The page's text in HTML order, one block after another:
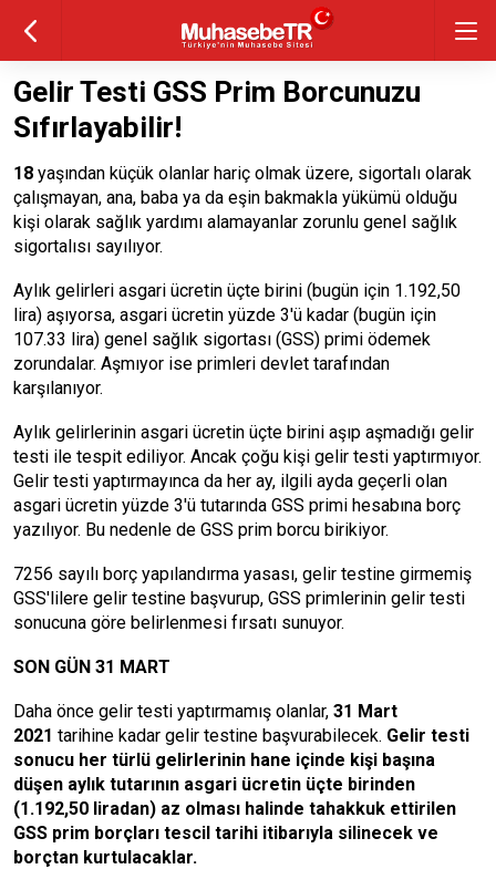
Gelir Testi GSS Prim Borcunuzu
Sıfırlayabilir!
18 yaşından küçük olanlar hariç olmak üzere, sigortalı olarak
çalışmayan, ana, baba ya da eşin bakmakla yükümü olduğu
kişi olarak sağlık yardımı alamayanlar zorunlu genel sağlık
sigortalısı sayılıyor.
Aylık gelirleri asgari ücretin üçte birini (bugün için 1.192,50
lira) aşıyorsa, asgari ücretin yüzde 3'ü kadar (bugün için
107.33 lira) genel sağlık sigortası (GSS) primi ödemek
zorundalar. Aşmıyor ise primleri devlet tarafından
karşılanıyor.
Aylık gelirlerinin asgari ücretin üçte birini aşıp aşmadığı gelir
testi ile tespit ediliyor. Ancak çoğu kişi gelir testi yaptırmıyor.
Gelir testi yaptırmayınca da her ay, ilgili ayda geçerli olan
asgari ücretin yüzde 3'ü tutarında GSS primi hesabına borç
yazılıyor. Bu nedenle de GSS prim borcu birikiyor.
7256 sayılı borç yapılandırma yasası, gelir testine girmemiş
GSS'lilere gelir testine başvurup, GSS primlerinin gelir testi
sonucuna göre belirlenmesi fırsatı sunuyor.
SON GÜN 31 MART
Daha önce gelir testi yaptırmamış olanlar, 31 Mart
2021 tarihine kadar gelir testine başvurabilecek. Gelir testi
sonucu her türlü gelirlerinin hane içinde kişi başına
düşen aylık tutarının asgari ücretin üçte birinden
(1.192,50 liradan) az olması halinde tahakkuk ettirilen
GSS prim borçları tescil tarihi itibarıyla silinecek ve
borçtan kurtulacaklar.